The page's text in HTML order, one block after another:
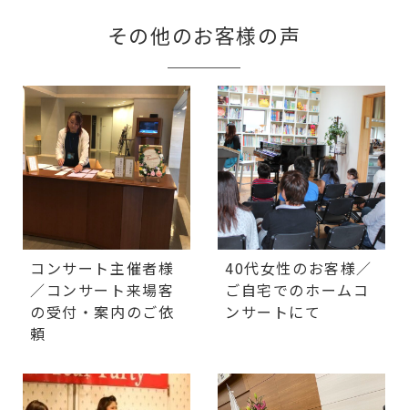
その他のお客様の声
コンサート主催者様
／コンサート来場客
の受付・案内のご依
頼
40代女性のお客様／
ご自宅でのホームコ
ンサートにて